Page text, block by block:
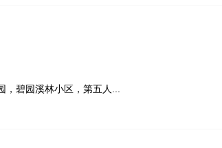
碧园溪林小区，第五人...